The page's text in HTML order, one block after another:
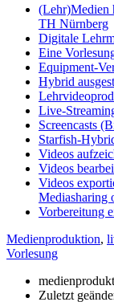
(Lehr)Medien
TH Nürnberg
Digitale
Eine
Equipment-
Hybrid
Live-
Screencasts
Starfish-
Videos
Videos
Videos
Mediasharing
Vorbereitung
Medienproduktion,
Vorlesung
Zuletzt